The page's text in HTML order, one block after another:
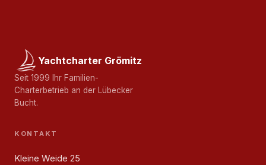
Yachtcharter Grömitz
Seit 1999 Ihr Familien-
Charterbetrieb an der Lübecker
Bucht.
KONTAKT
Kleine Weide 25